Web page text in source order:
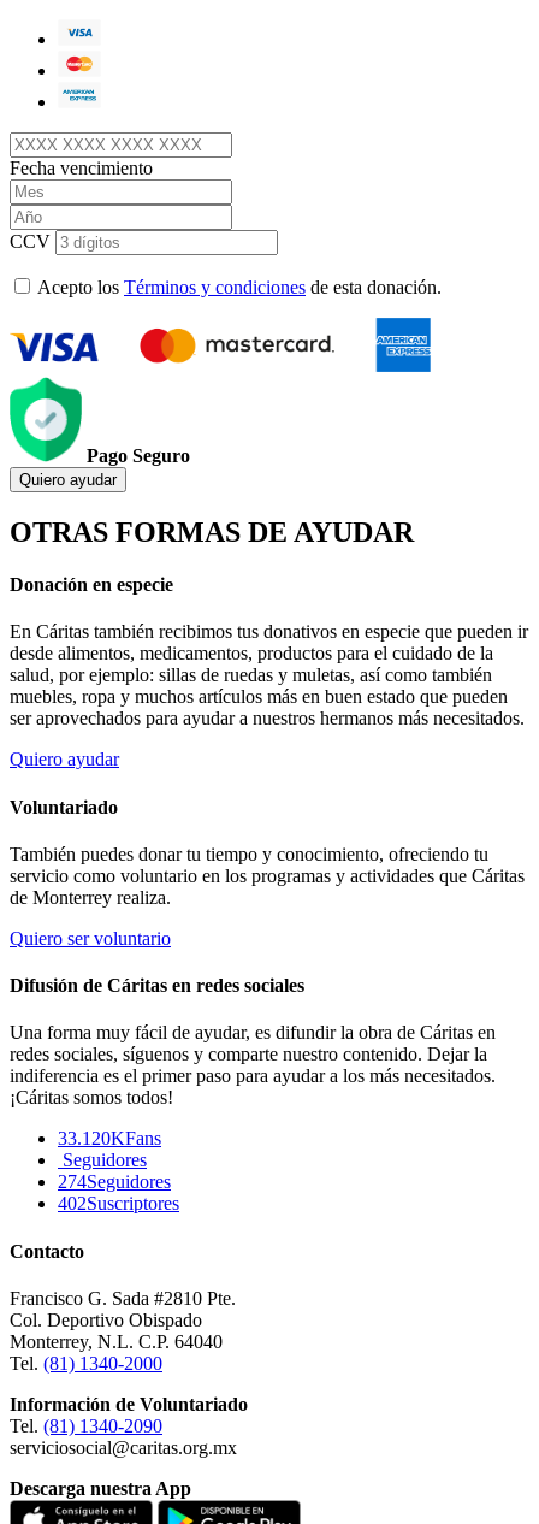
Fecha vencimiento
CCV
Acepto los Términos y condiciones de esta donación.
Pago Seguro
Quiero ayudar
OTRAS FORMAS DE AYUDAR
Donación en especie
En Cáritas también recibimos tus donativos en especie que pueden ir
desde alimentos, medicamentos, productos para el cuidado de la
salud, por ejemplo: sillas de ruedas y muletas, así como también
muebles, ropa y muchos artículos más en buen estado que pueden
ser aprovechados para ayudar a nuestros hermanos más necesitados.
Quiero ayudar
Voluntariado
También puedes donar tu tiempo y conocimiento, ofreciendo tu
servicio como voluntario en los programas y actividades que Cáritas
de Monterrey realiza.
Quiero ser voluntario
Difusión de Cáritas en redes sociales
Una forma muy fácil de ayudar, es difundir la obra de Cáritas en
redes sociales, síguenos y comparte nuestro contenido. Dejar la
indiferencia es el primer paso para ayudar a los más necesitados.
¡Cáritas somos todos!
33.120KFans
Seguidores
274Seguidores
402Suscriptores
Contacto
Francisco G. Sada #2810 Pte.
Col. Deportivo Obispado
Monterrey, N.L. C.P. 64040
Tel. (81) 1340-2000
Información de Voluntariado
Tel. (81) 1340-2090
serviciosocial@caritas.org.mx
Descarga nuestra App